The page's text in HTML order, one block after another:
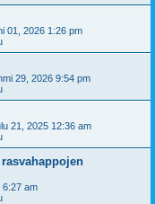
01, 2026 1:26 pm
29, 2026 9:54 pm
21, 2025 12:36 am
6:27 am